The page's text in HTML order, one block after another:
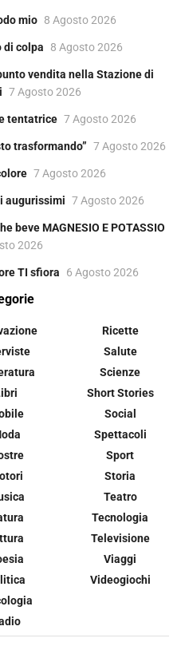
mio 8 Agosto 2026
di colpa 8 Agosto 2026
vendita nella Stazione di
7 Agosto 2026
tentatrice 7 Agosto 2026
trasformando” 7 Agosto 2026
7 Agosto 2026
augurissimi 7 Agosto 2026
beve MAGNESIO E POTASSIO
2026
TI sfiora 6 Agosto 2026
Ricette
Salute
Scienze
Short Stories
Social
Spettacoli
Sport
Storia
Teatro
Tecnologia
Televisione
Viaggi
Videogiochi